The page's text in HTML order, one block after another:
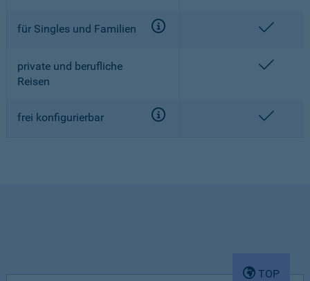
für Singles und Familien
private und berufliche
Reisen
frei konfigurierbar
TOP